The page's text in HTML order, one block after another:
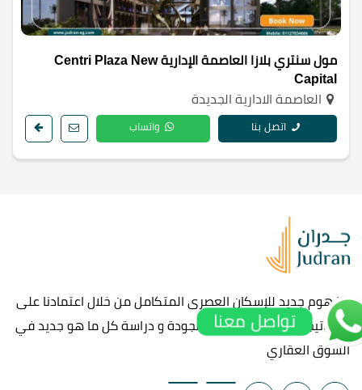
مول سنتري بلازا العاصمة الإدارية Centri Plaza New
Capital
العاصمة الادارية الجديدة
اتصل بنا واتساب
مفهوم جديد للإسكان العصرى المتكامل من خلال اعتمادنا على
استراتيجيه قوامها الالتزام والجودة و دراسة كل ما هو جديد في
السوق العقاري
تواصل معنا